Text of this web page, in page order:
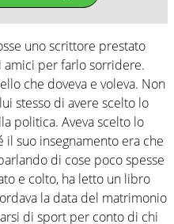
uno scrittore prestato
amici per farlo sorridere.
che doveva e voleva. Non
stesso di avere scelto lo
politica. Aveva scelto lo
suo insegnamento era che
di cose poco spesse
e colto, ha letto un libro
la data del matrimonio
di sport per conto di chi